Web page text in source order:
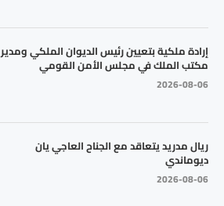
إرادة ملكية بتعيين رئيس الديوان الملكي ومدير
مكتب الملك في مجلس الأمن القومي
2026-08-06
ريال مدريد يتعاقد مع الجناح العاجي يان
ديوماندي
2026-08-06